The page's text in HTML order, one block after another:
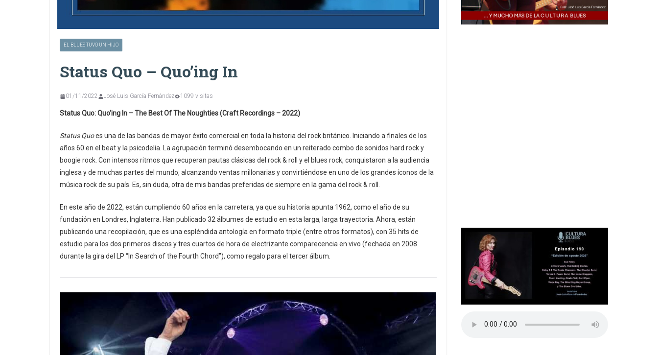
EL BLUES TUVO UN HIJO
Status Quo – Quo’ing In
01/11/2022 José Luis García Fernández 1099 visitas
Status Quo: Quo’ing In – The Best Of The Noughties (Craft Recordings – 2022)
Status Quoes una de las bandas de mayor éxito comercial en toda la historia del rock británico. Iniciando a finales de los
años 60 en el beat y la psicodelia. La agrupación terminó desembocando en un reiterado combo de sonidos hard rock y
boogie rock. Con intensos ritmos que recuperan pautas clásicas del rock & roll y el blues rock, conquistaron a la audiencia
inglesa y de muchas partes del mundo, alcanzando ventas millonarias y convirtiéndose en uno de los grandes íconos de la
música rock de su país. Es, sin duda, otra de mis bandas preferidas de siempre en la gama del rock & roll.
En este año de 2022, están cumpliendo 60 años en la carretera, ya que su historia apunta 1962, como el año de su
fundación en Londres, Inglaterra. Han publicado 32 álbumes de estudio en esta larga, larga trayectoria. Ahora, están
publicando una recopilación, que es una espléndida antología en formato triple (entre otros formatos), con 35 hits de
estudio para los dos primeros discos y tres cuartos de hora de electrizante comparecencia en vivo (fechada en 2008
durante la gira del LP “In Search of the Fourth Chord”), como regalo para el tercer álbum.